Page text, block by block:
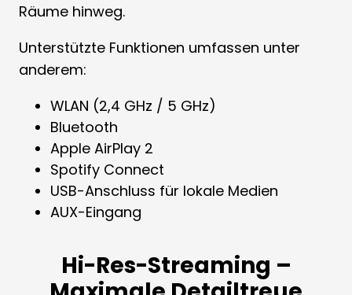
Räume hinweg.
Unterstützte Funktionen umfassen unter
anderem:
WLAN (2,4 GHz / 5 GHz)
Bluetooth
Apple AirPlay 2
Spotify Connect
USB-Anschluss für lokale Medien
AUX-Eingang
Hi-Res-Streaming –